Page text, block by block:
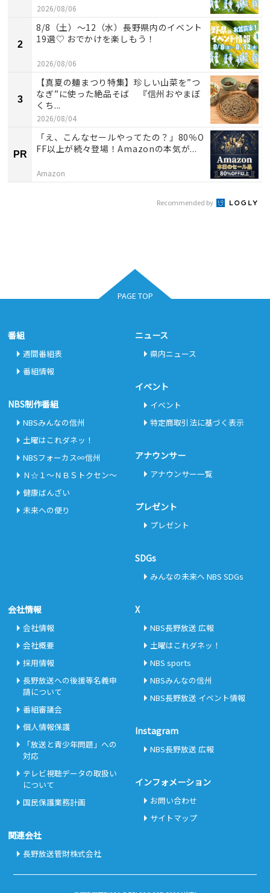
2026/08/06
2
8/8（土）〜12（水）長野県内のイベント
19選♡ おでかけを楽しもう！
2026/08/06
3
【真夏の麺まつり特集】珍しい山菜を”つ
なぎ”に使った絶品そば 『信州おやまぼ
くち...
2026/08/04
PR
「え、こんなセールやってたの？」80％O
FF以上が続々登場！Amazonの本気が...
Amazon
Recommended by
PAGE TOP
番組
週間番組表
番組情報
NBS制作番組
NBSみんなの信州
土曜はこれダネッ！
NBSフォーカス∞信州
Ｎ☆１～ＮＢＳトクセン～
健康ばんざい
未来への便り
ニュース
県内ニュース
イベント
イベント
特定商取引法に基づく表示
アナウンサー
アナウンサー一覧
プレゼント
プレゼント
SDGs
みんなの未来へ NBS SDGs
会社情報
会社情報
会社概要
採用情報
長野放送への後援等名義申
請について
番組審議会
個人情報保護
「放送と青少年問題」への
対応
テレビ視聴データの取扱い
について
国民保護業務計画
関連会社
長野放送管財株式会社
X
NBS長野放送 広報
土曜はこれダネッ！
NBS sports
NBSみんなの信州
NBS長野放送 イベント情報
Instagram
NBS長野放送 広報
インフォメーション
お問い合わせ
サイトマップ